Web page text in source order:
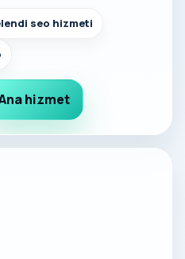
seo hizmeti
hizmet